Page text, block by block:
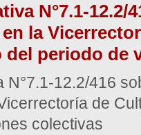
N°7.1-12.2/
la
del periodo de
N°7.1-12.2/416
de
colectivas